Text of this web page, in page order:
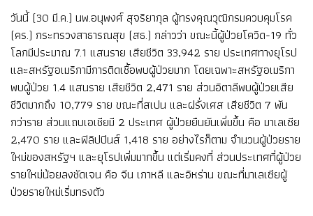
วันนี้ (30 มี.ค.) นพ.อนุพงศ์ สุจริยากุล ผู้ทรงคุณวุฒิกรมควบคุมโรค
(คร.) กระทรวงสาธารณสุข (สธ.) กล่าวว่า ขณะนี้ผู้ป่วยโควิด-19 ทั่ว
โลกมีประมาณ 7.1 แสนราย เสียชีวิต 33,942 ราย ประเทศทางยุโรป
และสหรัฐอเมริกามีการติดเชื้อพบผู้ป่วยมาก โดยเฉพาะสหรัฐอเมริกา
พบผู้ป่วย 1.4 แสนราย เสียชีวิต 2,471 ราย ส่วนอิตาลีพบผู้ป่วยเสีย
ชีวิตมากถึง 10,779 ราย ขณะที่สเปน และฝรั่งเศส เสียชีวิต 7 พัน
กว่าราย ส่วนแถบเอเชียมี 2 ประเทศ ผู้ป่วยยืนยันเพิ่มขึ้น คือ มาเลเซีย
2,470 ราย และฟิลิปปินส์ 1,418 ราย อย่างไรก็ตาม จำนวนผู้ป่วยราย
ใหม่ของสหรัฐฯ และยุโรปเพิ่มมากขึ้น แต่เริ่มคงที่ ส่วนประเทศที่ผู้ป่วย
รายใหม่น้อยลงชัดเจน คือ จีน เกาหลี และอิหร่าน ขณะที่มาเลเซียผู้
ป่วยรายใหม่เริ่มทรงตัว